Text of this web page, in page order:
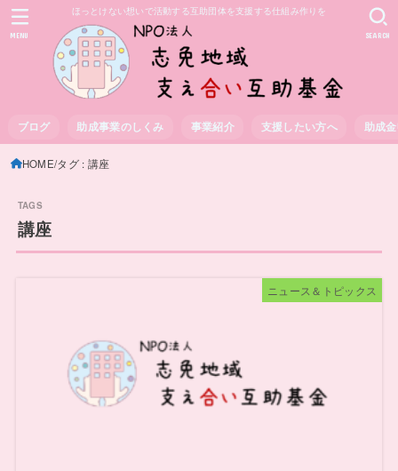
ほっとけない想いで活動する互助団体を支援する仕組み作りを
ブログ 助成事業のしくみ 事業紹介 支援したい方へ 助成
SEARCH
MENU
HOME タグ : 講座
講座
ニュース＆トピックス